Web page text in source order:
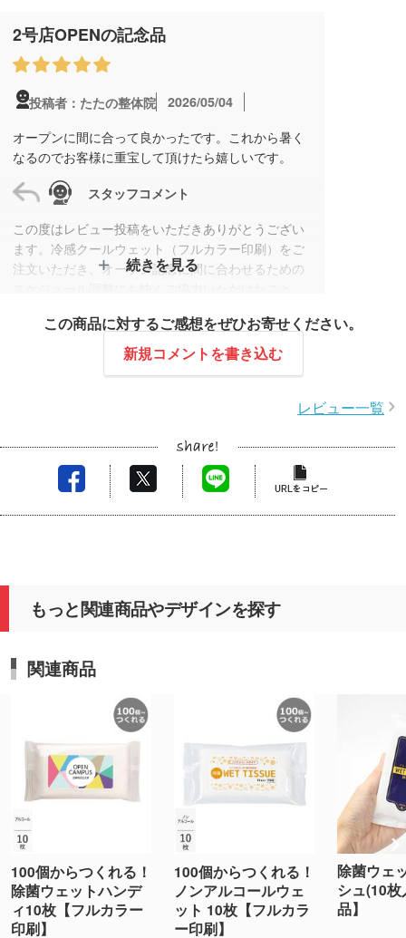
2号店OPENの記念品
投稿者：たたの整体院
2026/05/04
オープンに間に合って良かったです。これから暑く
なるのでお客様に重宝して頂けたら嬉しいです。
スタッフコメント
この度はレビュー投稿をいただきありがとうござい
ます。冷感クールウェット（フルカラー印刷）をご
注文いただき、オープン記念に間に合わせるための
も喜んでいただけたと伺い、とても励みになりまし
た。次回もご満足いただけるよう努めてまいりま
続きを見る
この商品に対するご感想をぜひお寄せください。
新規コメントを書き込む
レビュー一覧
もっと関連商品やデザインを探す
関連商品
100個からつくれる！
除菌ウェットハンデ
ィ10枚【フルカラー
印刷】
100個からつくれる！
ノンアルコールウェ
ット 10枚【フルカラ
ー印刷】
除菌ウェ
シュ(10
品】